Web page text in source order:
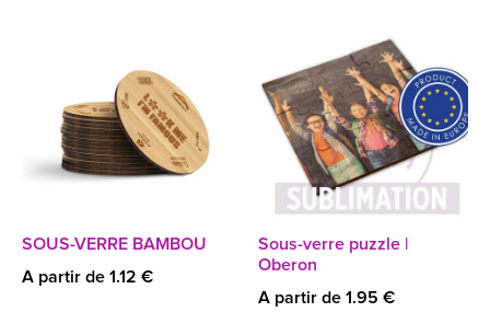
SOUS-VERRE BAMBOU
A partir de 1.12 €
Sous-verre puzzle |
Oberon
A partir de 1.95 €